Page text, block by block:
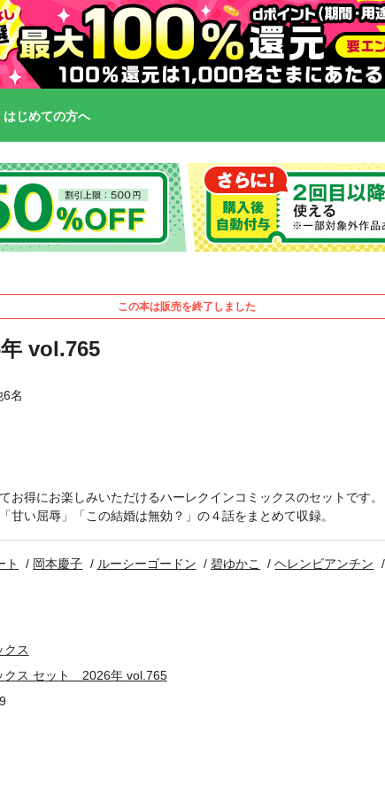
はじめての方へ
この本は販売を終了しました
vol.765
6名
お得にお楽しみいただけるハーレクインコミックスのセットです
甘い屈辱」「この結婚は無効？」の４話をまとめて収録。
ト 岡本慶子 ルーシーゴードン 碧ゆかこ
ヘレンビアンチン
クス
クス セット 2026年 vol.765